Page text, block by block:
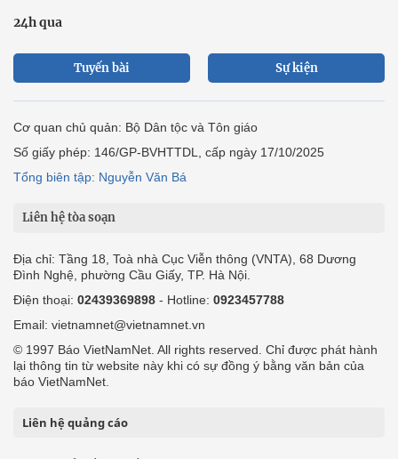
24h qua
Tuyến bài Sự kiện
Cơ quan chủ quản: Bộ Dân tộc và Tôn giáo
Số giấy phép: 146/GP-BVHTTDL, cấp ngày 17/10/2025
Tổng biên tập: Nguyễn Văn Bá
Liên hệ tòa soạn
Địa chỉ: Tầng 18, Toà nhà Cục Viễn thông (VNTA), 68 Dương
Đình Nghệ, phường Cầu Giấy, TP. Hà Nội.
Điện thoại: 02439369898 - Hotline: 0923457788
Email: vietnamnet@vietnamnet.vn
© 1997 Báo VietNamNet. All rights reserved. Chỉ được phát hành
lại thông tin từ website này khi có sự đồng ý bằng văn bản của
báo VietNamNet.
Liên hệ quảng cáo